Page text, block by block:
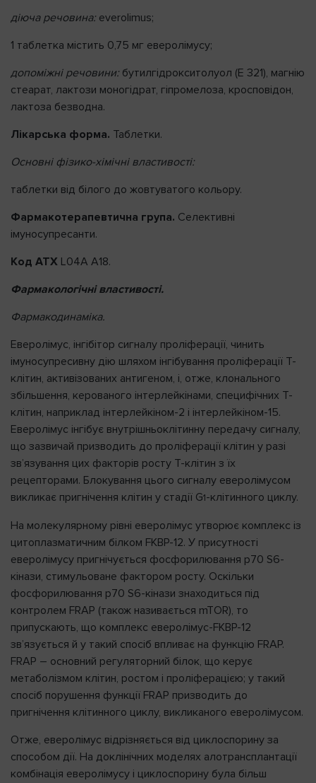
діюча речовина: everolimus;
1 таблетка містить 0,75 мг еверолімусу;
допоміжні речовини: бутилгідрокситолуол (E 321), магнію
стеарат, лактози моногідрат, гіпромелоза, кросповідон,
лактоза безводна.
Лікарська форма. Таблетки.
Основні фізико-хімічні властивості:
таблетки від білого до жовтуватого кольору.
Фармакотерапевтична група. Селективні
імуноcупресанти.
Код АТХ L04A A18.
Фармакологічні властивості.
Фармакодинаміка.
Еверолімус, інгібітор сигналу проліферації, чинить
імуносупресивну дію шляхом інгібування проліферації Т-
клітин, активізованих антигеном, і, отже, клонального
збільшення, керованого інтерлейкінами, специфічних Т-
клітин, наприклад інтерлейкіном-2 і інтерлейкіном-15.
Еверолімус інгібує внутрішньоклітинну передачу сигналу,
що зазвичай призводить до проліферації клітин у разі
зв’язування цих факторів росту T-клітин з їх
рецепторами. Блокування цього сигналу еверолімусом
викликає пригнічення клітин у стадії G1-клітинного циклу.
На молекулярному рівні еверолімус утворює комплекс із
цитоплазматичним білком FKBP-12. У присутності
еверолімусу пригнічується фосфорилювання р70 S6-
кінази, стимульоване фактором росту. Оскільки
фосфорилювання р70 S6-кінази знаходиться під
контролем FRAP (також називається mTOR), то
припускають, що комплекс еверолімус-FKBP-12
зв’язується й у такий спосіб впливає на функцію FRAP.
FRAP – основний регуляторний білок, що керує
метаболізмом клітин, ростом і проліферацією; у такий
спосіб порушення функції FRAP призводить до
пригнічення клітинного циклу, викликаного еверолімусом.
Отже, еверолімус відрізняється від циклоспорину за
способом дії. На доклінічних моделях алотрансплантації
комбінація еверолімусу і циклоспорину була більш